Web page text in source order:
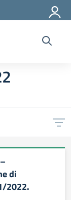
di
2022.